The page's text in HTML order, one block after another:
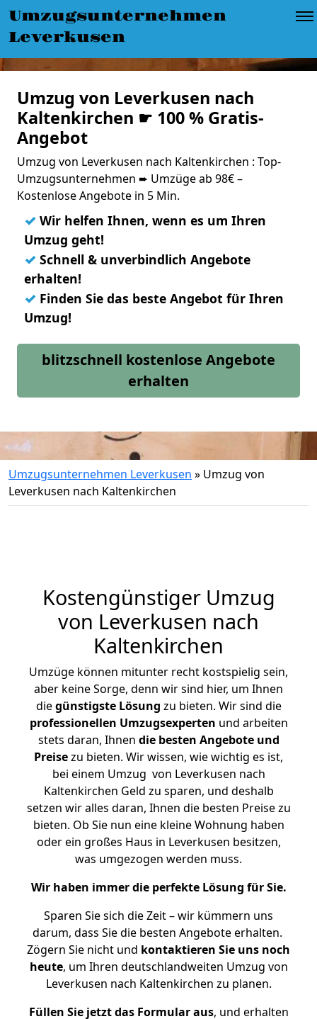
Umzugsunternehmen
Leverkusen
Umzug von Leverkusen nach
Kaltenkirchen ☛ 100 % Gratis-
Angebot
Umzug von Leverkusen nach Kaltenkirchen : Top-
Umzugsunternehmen ➨ Umzüge ab 98€ –
Kostenlose Angebote in 5 Min.
✓ Wir helfen Ihnen, wenn es um Ihren
Umzug geht!
✓ Schnell & unverbindlich Angebote
erhalten!
✓ Finden Sie das beste Angebot für Ihren
Umzug!
blitzschnell kostenlose Angebote
erhalten
Umzugsunternehmen Leverkusen » Umzug von
Leverkusen nach Kaltenkirchen
Kostengünstiger Umzug
von Leverkusen nach
Kaltenkirchen
Umzüge können mitunter recht kostspielig sein,
aber keine Sorge, denn wir sind hier, um Ihnen
diegünstigste Lösung zu bieten. Wir sind die
professionellen Umzugsexperten und arbeiten
stets daran, Ihnen die besten Angebote und
Preisezu bieten. Wir wissen, wie wichtig es ist,
bei einem Umzug von Leverkusen nach
Kaltenkirchen Geld zu sparen, und deshalb
setzen wir alles daran, Ihnen die besten Preise zu
bieten. Ob Sie nun eine kleine Wohnung haben
oder ein großes Haus in Leverkusen besitzen,
was umgezogen werden muss.
Wir haben immer die perfekte Lösung für Sie.
Sparen Sie sich die Zeit – wir kümmern uns
darum, dass Sie die besten Angebote erhalten.
Zögern Sie nicht und kontaktieren Sie uns noch
heute, um Ihren deutschlandweiten Umzug von
Leverkusen nach Kaltenkirchen zu planen.
Füllen Sie jetzt das Formular aus, und erhalten